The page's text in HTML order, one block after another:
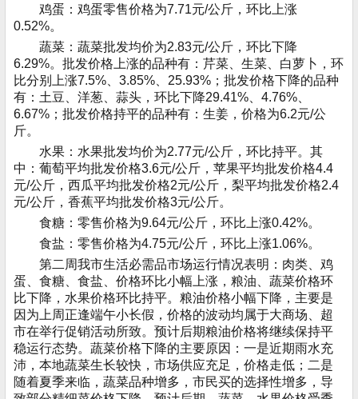
鸡蛋：鸡蛋零售价格为7.71元/公斤，环比上涨
0.52%。
蔬菜：蔬菜批发均价为2.83元/公斤，环比下降
6.29%。批发价格上涨的品种有：芹菜、生菜、白萝卜，环
比分别上涨7.5%、3.85%、25.93%；批发价格下降的品种
有：土豆、洋葱、蒜头，环比下降29.41%、4.76%、
6.67%；批发价格持平的品种有：生姜，价格为6.2元/公
斤。
水果：水果批发均价为2.77元/公斤，环比持平。其
中：葡萄平均批发价格3.6元/公斤，苹果平均批发价格4.4
元/公斤，西瓜平均批发价格2元/公斤，梨平均批发价格2.4
元/公斤，香蕉平均批发价格3元/公斤。
食糖：零售价格为9.64元/公斤，环比上涨0.42%。
食盐：零售价格为4.75元/公斤，环比上涨1.06%。
第二周我市生活必需品市场运行情况表明：肉类、鸡
蛋、食糖、食盐、价格环比小幅上涨，粮油、蔬菜价格环
比下降，水果价格环比持平。粮油价格小幅下降，主要是
因为上周正逢端午小长假，价格的波动均属于大商场、超
市在举行促销活动所致。预计后期粮油价格将继续保持平
稳运行态势。蔬菜价格下降的主要原因：一是近期雨水充
沛，本地蔬菜生长较快，市场供应充足，价格走低；二是
随着夏季来临，蔬菜品种增多，市民买的选择性增多，导